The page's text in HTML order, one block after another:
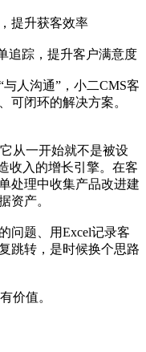
提升获客效率
追踪，提升客户满意度
人沟通”，小二CMS客
可闭环的解决方案。
从一开始就不是被设
收入的增长引擎。在客
处理中收集产品改进建
资产。
问题、用Excel记录客
跳转，是时候换个思路
价值。